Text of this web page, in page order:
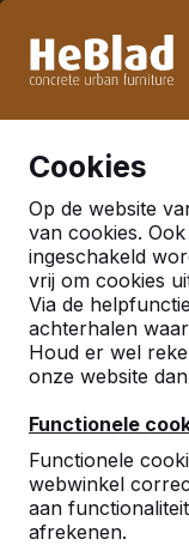
week 33. Houdt u
Cookies
Op de website
van cookies.
ingeschakeld
vrij om cookies
Via de
achterhalen
Houd er wel
onze website
Functionele
Functionele
webwinkel
aan
afrekenen.
Al meer
Pingpongtafels